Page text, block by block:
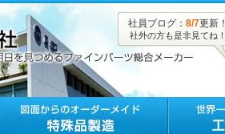
社員ブログ： 8/7更新！
社外の方も是非見てね！